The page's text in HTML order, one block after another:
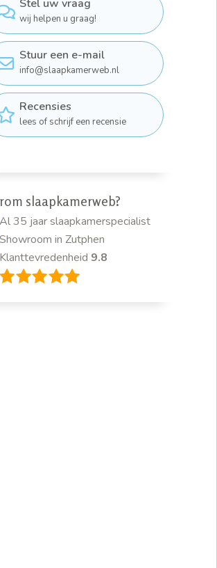
Stel uw vraag
wij helpen u graag!
Stuur een e-mail
info@slaapkamerweb.nl
Recensies
lees of schrijf een recensie
slaapkamerweb?
Al 35 jaar slaapkamerspecialist
Showroom in Zutphen
Klanttevredenheid 9.8